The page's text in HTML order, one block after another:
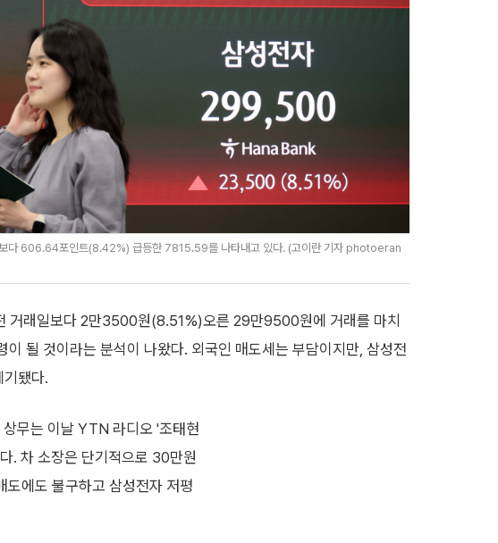
다 606.64포인트(8.42%) 급등한 7815.59를 나타내고 있다. (고이란 기자 photoeran
거래일보다 2만3500원(8.51%)오른 29만9500원에 거래를 마치
될 것이라는 분석이 나왔다. 외국인 매도세는 부담이지만, 삼성전
됐다.
무는 이날 YTN 라디오 '조태현
. 차 소장은 단기적으로 30만원
도에도 불구하고 삼성전자 저평